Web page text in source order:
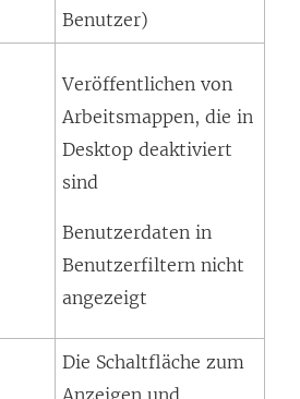
Benutzer)
Veröffentlichen von
Arbeitsmappen, die in
Desktop deaktiviert
sind
Benutzerdaten in
Benutzerfiltern nicht
angezeigt
Die Schaltfläche zum